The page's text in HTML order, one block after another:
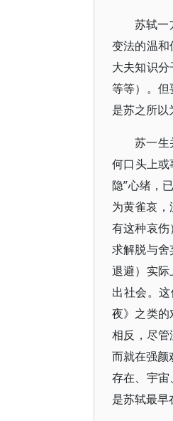
苏轼一
变法的温
大夫知识
等等）。
是苏之所以
苏一生
何口头上或
隐”心绪，
为黄雀哀，
有这种哀
求解脱与
退避）实
出社会。
夜》之类
相反，尽管
而就在强颜
存在、宇
是苏轼最早